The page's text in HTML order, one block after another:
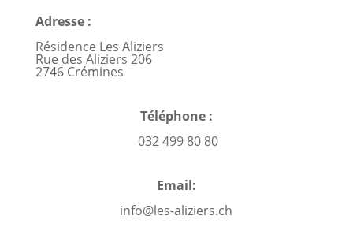
Adresse :
Résidence Les Aliziers
Rue des Aliziers 206
2746 Crémines
Téléphone :
032 499 80 80
Email:
info@les-aliziers.ch